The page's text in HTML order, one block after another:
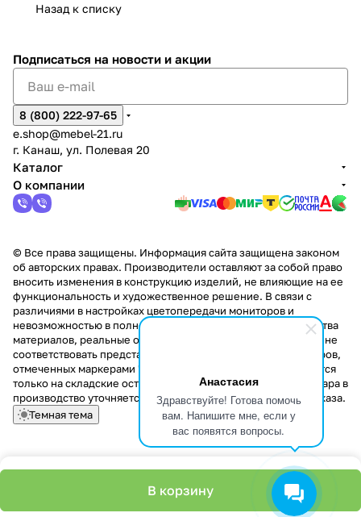
Анастасия
Здравствуйте! Готова помочь
вам. Напишите мне, если у
вас появятся вопросы.
2
Назад к списку
В корзину
Подписаться на новости и акции
8 (800) 222-97-65
e.shop@mebel-21.ru
г. Канаш, ул. Полевая 20
Каталог
О компании
© Все права защищены. Информация сайта защищена законом
об авторских правах. Производители оставляют за собой право
вносить изменения в конструкцию изделий, не влияющие на ее
функциональность и художественное решение. В связи с
различиями в настройках цветопередачи мониторов и
невозможностью в полной мере передать некоторые свойства
материалов, реальные оттенки и текстуры продукции могут не
соответствовать представленным на сайте. Стоимость товаров,
отмеченных маркерами "Скидка!" и "Акция!" распространяется
только на складские остатки. Стоимость заказа данного товара в
производство уточняется у менеджера при оформлении заказа.
Темная тема